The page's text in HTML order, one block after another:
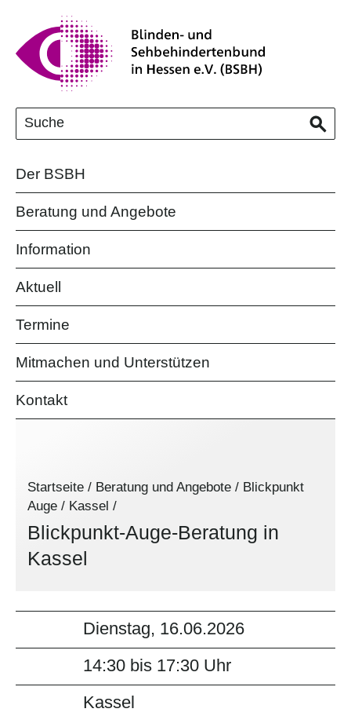
Der BSBH
Beratung und Angebote
Information
Aktuell
Termine
Mitmachen und Unterstützen
Kontakt
Startseite / Beratung und Angebote / Blickpunkt
Auge / Kassel /
Blickpunkt-Auge-Beratung in
Kassel
Dienstag, 16.06.2026
14:30 bis 17:30 Uhr
Kassel